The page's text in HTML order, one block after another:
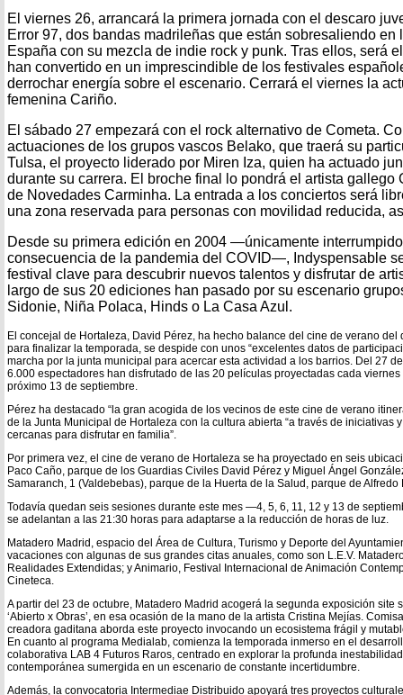
El viernes 26, arrancará la primera jornada con el descaro
Error 97, dos bandas madrileñas que están sobresaliendo en
España con su mezcla de indie rock y punk. Tras ellos, será
han convertido en un imprescindible de los festivales
derrochar energía sobre el escenario. Cerrará el viernes la
femenina Cariño.
El sábado 27 empezará con el rock alternativo de Cometa.
actuaciones de los grupos vascos Belako, que traerá su
Tulsa, el proyecto liderado por Miren Iza, quien ha actuado
durante su carrera. El broche final lo pondrá el artista gallego
de Novedades Carminha. La entrada a los conciertos será
una zona reservada para personas con movilidad reducida,
Desde su primera edición en 2004 —únicamente
consecuencia de la pandemia del COVID—, Indyspensable
festival clave para descubrir nuevos talentos y disfrutar de
largo de sus 20 ediciones han pasado por su escenario
Sidonie, Niña Polaca, Hinds o La Casa Azul.
El concejal de Hortaleza, David Pérez, ha hecho balance del cine de verano del
para finalizar la temporada, se despide con unos “excelentes datos de
marcha por la junta municipal para acercar esta actividad a los barrios. Del 27
6.000 espectadores han disfrutado de las 20 películas proyectadas cada
próximo 13 de septiembre.
Pérez ha destacado “la gran acogida de los vecinos de este cine de verano
de la Junta Municipal de Hortaleza con la cultura abierta “a través de iniciativas
cercanas para disfrutar en familia”.
Por primera vez, el cine de verano de Hortaleza se ha proyectado en seis
Paco Caño, parque de los Guardias Civiles David Pérez y Miguel Ángel
Samaranch, 1 (Valdebebas), parque de la Huerta de la Salud, parque de
Todavía quedan seis sesiones durante este mes —4, 5, 6, 11, 12 y 13 de
se adelantan a las 21:30 horas para adaptarse a la reducción de horas de luz.
Matadero Madrid, espacio del Área de Cultura, Turismo y Deporte del
vacaciones con algunas de sus grandes citas anuales, como son L.E.V.
Realidades Extendidas; y Animario, Festival Internacional de Animación
Cineteca.
A partir del 23 de octubre, Matadero Madrid acogerá la segunda exposición site
‘Abierto x Obras’, en esa ocasión de la mano de la artista Cristina Mejías.
creadora gaditana aborda este proyecto invocando un ecosistema frágil y
En cuanto al programa Medialab, comienza la temporada inmerso en el
colaborativa LAB 4 Futuros Raros, centrado en explorar la profunda
contemporánea sumergida en un escenario de constante incertidumbre.
Además, la convocatoria Intermediae Distribuido apoyará tres proyectos